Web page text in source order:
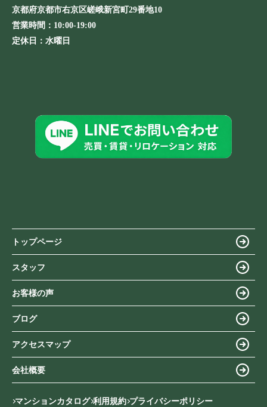
京都府京都市右京区嵯峨新宮町29番地10
営業時間： 10:00-19:00
定休日： 水曜日
トップページ
スタッフ
お客様の声
ブログ
アクセスマップ
会社概要
マンションカタログ 利用規約 プライバシーポリシー